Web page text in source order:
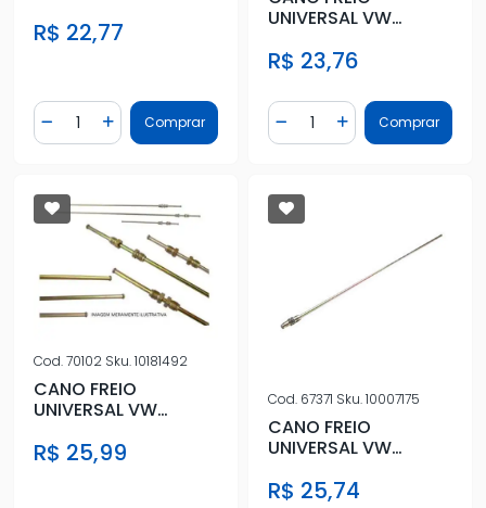
R$ 22,77
Diminuir Quantidade
Quantidade
Adicionar Quantidade
Comprar
UNIVERSAL VW
R$ 23,76
Diminuir Quantidade
Quantidade
AdicionarComprar
Cod.70102 Sku.10181492
CANO FREIO
UNIVERSAL VW
R$ 25,99
Cod. 67371 Sku.10007175
CANO FREIO
UNIVERSAL VW
R$ 25,74